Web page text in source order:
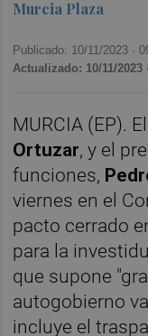
Murcia Plaza
Publicado: 10/11/2023 ·
Actualizado: 10/11/2023
MURCIA (EP).
Ortuzar, y el
funciones,
viernes en el
pacto cerrado
para la
que supone
autogobierno
incluye el